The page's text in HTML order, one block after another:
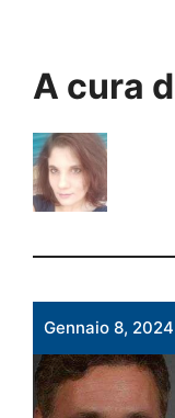
A cura
Gennaio 8, 2024